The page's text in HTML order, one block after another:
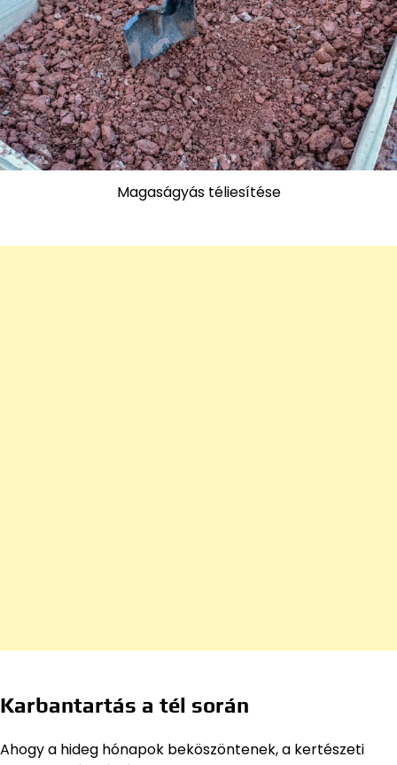
Magaságyás téliesítése
Karbantartás a tél során
Ahogy a hideg hónapok beköszöntenek, a kertészeti